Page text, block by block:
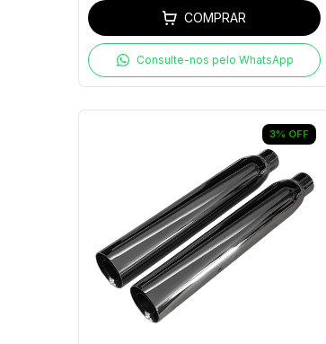
COMPRAR
Consulte-nos pelo WhatsApp
3% OFF